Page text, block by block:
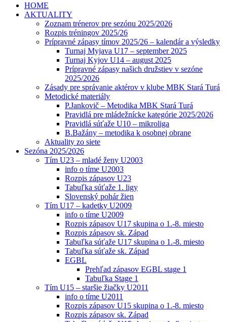
HOME
AKTUALITY
Zoznam trénerov pre sezónu 2025/2026
Rozpis tréningov 2025/26
Prípravné zápasy tímov 2025/26 – kalendár a výsledky
Turnaj Myjava U17 – september 2025
Turnaj Kyjov U14 – august 2025
Prípravné zápasy našich družstiev v sezóne
2025/2026
Zásady pre správanie aktérov v klube MBK Stará Turá
Metodické materiály
P.Jankovič – Metodika MBK Stará Turá
Pravidlá pre mládežnícke kategórie 2025/2026
Pravidlá súťaže U10 – mikroliga
B.Bažány – metodika k osobnej obrane
Aktuality zo siete
Sezóna 2025/2026
Tím U23 – mladé ženy U2003
info o tíme U2003
Rozpis zápasov U23
Tabuľka súťaže 1. ligy
Slovenský pohár žien
Tím U17 – kadetky U2009
info o tíme U2009
Rozpis zápasov U17 skupina o 1.-8. miesto
Rozpis zápasov sk. Západ
Tabuľka súťaže U17 skupina o 1.-8. miesto
Tabuľka súťaže sk. Západ
EGBL
Prehľad zápasov EGBL stage 1
Tabuľka Stage 1
Tím U15 – staršie žiačky U2011
info o tíme U2011
Rozpis zápasov U15 skupina o 1.-8. miesto
Rozpis zápasov sk. Západ